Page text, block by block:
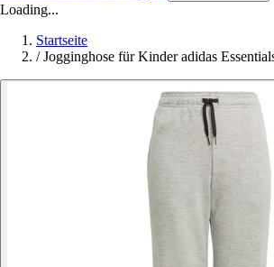
Loading...
Startseite
/ Jogginghose für Kinder adidas